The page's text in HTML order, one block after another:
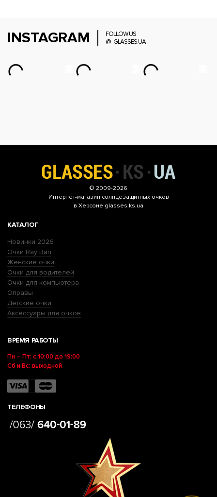
INSTAGRAM
FOLLOW US
@_GLASSES.UA_
© 2009-2026
Интернет-магазин солнцезащитных очков
в Херсоне glasses.ks.ua
КАТАЛОГ
Новинки 2026
Очки Ray Ban
Женские очки
Очки для водителей
Очки для компьютера
Оправы
Детские очки
Аксессуары для очков
ВРЕМЯ РАБОТЫ
Пн – Пт: с 10:00 до 19:00
Сб и Вс: выходной
ТЕЛЕФОНЫ